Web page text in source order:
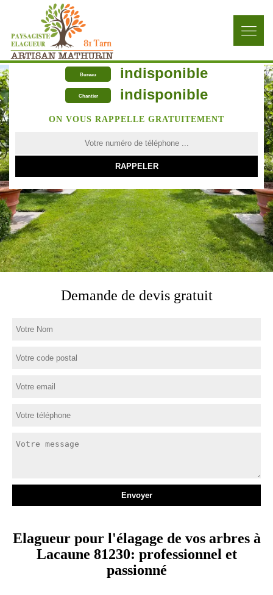
Bureau indisponible
Chantier indisponible
ON VOUS RAPPELLE GRATUITEMENT
Demande de devis gratuit
Elagueur pour l'élagage de vos arbres à
Lacaune 81230: professionnel et
passionné